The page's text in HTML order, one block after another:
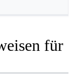
für